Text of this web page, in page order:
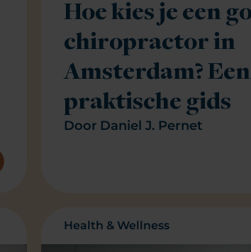
Hoe kies je een
chiropractor in
Amsterdam? Een
praktische gids
Door Daniel J. Pernet
Health & Wellness